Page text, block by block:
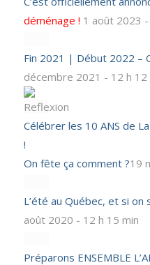
déménage ! 1 août 2023
Fin 2021 | Début 2022 –
décembre 2021 - 12 h 12
Célébrer les 10 ANS de
!
On fête ça comment ?19
L’été au Québec, et si on
août 2020 - 12 h 15 min
Préparons ENSEMBLE